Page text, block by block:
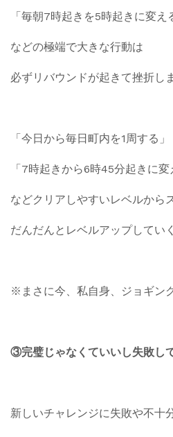
「毎朝7時起きを5時起きに変え
などの極端で大きな行動は
必ずリバウンドが起きて挫折し
「今日から毎日町内を1周する
「7時起きから6時45分起きに変
などクリアしやすいレベルから
だんだんとレベルアップしてい
※まさに今、私自身、ジョギン
③完璧じゃなくていいし失敗し
新しいチャレンジに失敗や不十